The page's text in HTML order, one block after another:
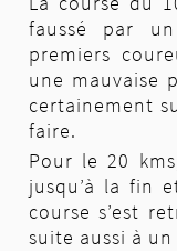
Palmarès
10km
faussé par
premiers
une mauvaise
certainement
faire.
Pour le 20
jusqu’à la fin
course s’est
suite aussi à